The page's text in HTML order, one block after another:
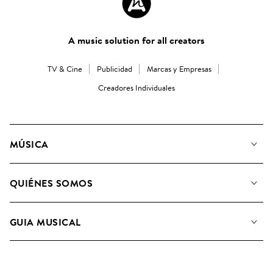
A music solution for all creators
TV & Cine Publicidad
Marcas y Empresas
Creadores Individuales
MÚSICA
Buscar
QUIÉNES SOMOS
Candidaturas Nuevos Compositores
GUIA MUSICAL